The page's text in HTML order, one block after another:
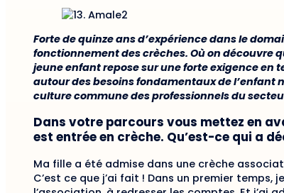
Forte de quinze ans d’expérience dans le
fonctionnement des crèches. Où on découvre
jeune enfant repose sur une forte exigence en
autour des besoins fondamentaux de l’enfant
culture commune des professionnels du
Dans votre parcours vous mettez en
est entrée en crèche. Qu’est-ce qui a
Ma fille a été admise dans une crèche
C’est ce que j’ai fait ! Dans un premier